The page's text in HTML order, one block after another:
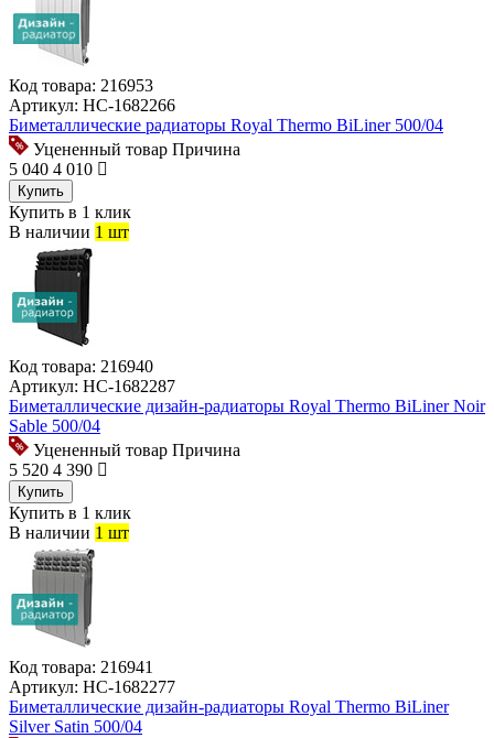
Код товара: 216953
Артикул: НС-1682266
Биметаллические радиаторы Royal Thermo BiLiner 500/04
Уцененный товар Причина
5 040 4 010
Купить
Купить в 1 клик
В наличии 1 шт
Код товара: 216940
Артикул: НС-1682287
Биметаллические дизайн-радиаторы Royal Thermo BiLiner Noir
Sable 500/04
Уцененный товар Причина
5 520 4 390
Купить
Купить в 1 клик
В наличии 1 шт
Код товара: 216941
Артикул: НС-1682277
Биметаллические дизайн-радиаторы Royal Thermo BiLiner
Silver Satin 500/04